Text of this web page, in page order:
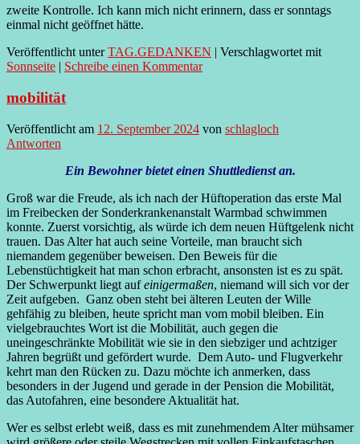
zweite Kontrolle. Ich kann mich nicht erinnern, dass er sonntags
einmal nicht geöffnet hätte.
Veröffentlicht unter TAG.GEDANKEN | Verschlagwortet mit
Sonnseite | Schreibe einen Kommentar
mobilität
Veröffentlicht am 12. September 2024 von schlagloch
Antworten
Ein Bewohner bietet einen Shuttledienst an.
Groß war die Freude, als ich nach der Hüftoperation das erste Mal
im Freibecken der Sonderkrankenanstalt Warmbad schwimmen
konnte. Zuerst vorsichtig, als würde ich dem neuen Hüftgelenk nicht
trauen. Das Alter hat auch seine Vorteile, man braucht sich
niemandem gegenüber beweisen. Den Beweis für die
Lebenstüchtigkeit hat man schon erbracht, ansonsten ist es zu spät.
Der Schwerpunkt liegt aufeinigermaßen, niemand will sich vor der
Zeit aufgeben. Ganz oben steht bei älteren Leuten der Wille
gehfähig zu bleiben, heute spricht man vom mobil bleiben. Ein
vielgebrauchtes Wort ist die Mobilität, auch gegen die
uneingeschränkte Mobilität wie sie in den siebziger und achtziger
Jahren begrüßt und gefördert wurde. Dem Auto- und Flugverkehr
kehrt man den Rücken zu. Dazu möchte ich anmerken, dass
besonders in der Jugend und gerade in der Pension die Mobilität,
das Autofahren, eine besondere Aktualität hat.
Wer es selbst erlebt weiß, dass es mit zunehmendem Alter mühsamer